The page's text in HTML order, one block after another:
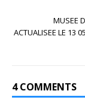
MUSEE
ACTUALISEE LE 13
4 COMMENTS